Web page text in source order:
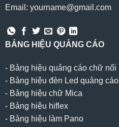
Email: yourname@gmail.com
BẢNG HIỆU QUẢNG CÁO
- Bảng hiệu quảng cáo chữ nổi
- Bảng hiệu đèn Led quảng cáo
- Bảng hiệu chữ Mica
- Bảng hiệu hiflex
- Bảng hiệu làm Pano